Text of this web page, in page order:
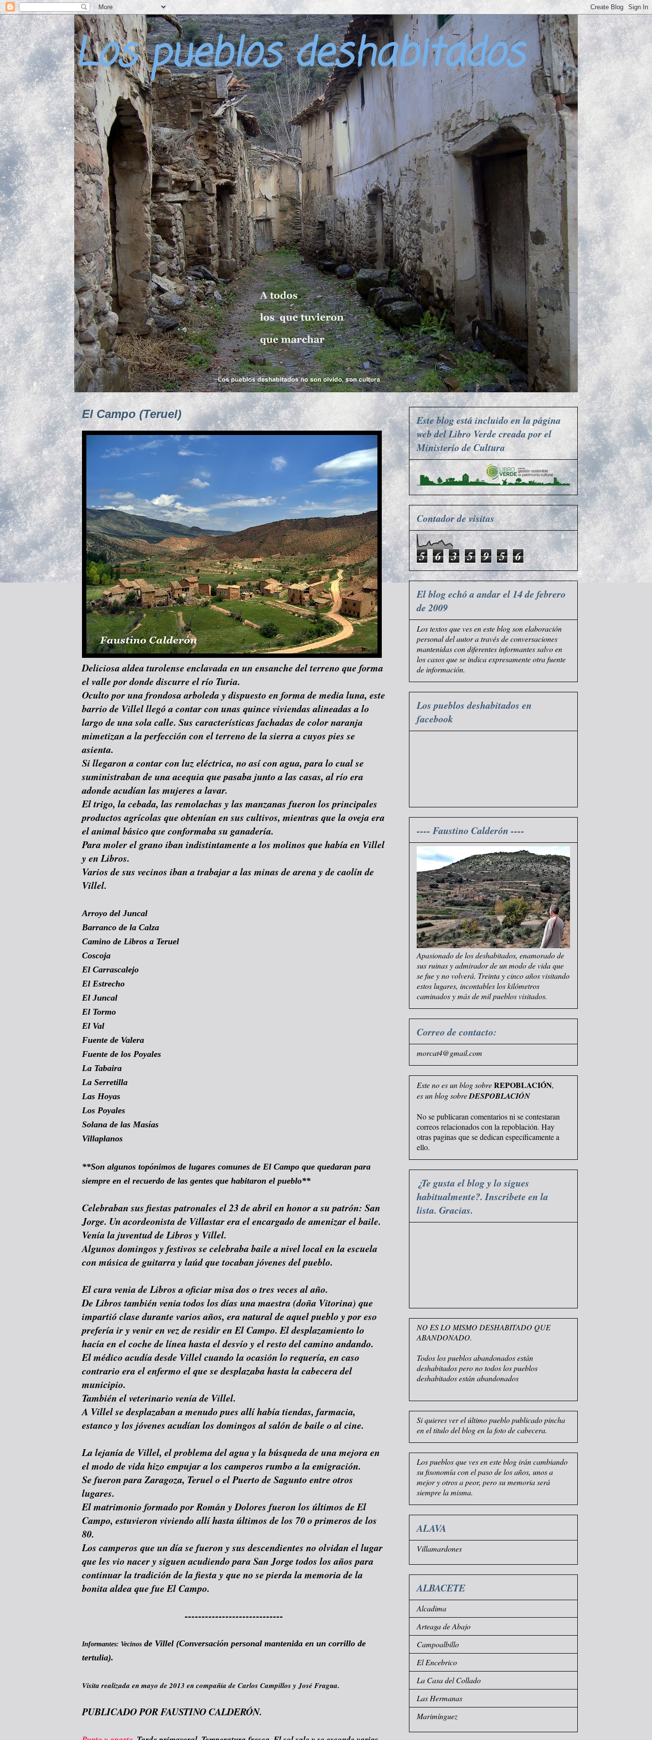
Los pueblos deshabitados
El Campo (Teruel)
Deliciosa aldea turolense enclavada en un ensanche del terreno que forma
el valle por donde discurre el río Turia.
Oculto por una frondosa arboleda y dispuesto en forma de media luna, este
barrio de Villel llegó a contar con unas quince viviendas alineadas a lo
largo de una sola calle. Sus características fachadas de color naranja
mimetizan a la perfección con el terreno de la sierra a cuyos pies se
asienta.
Si llegaron a contar con luz eléctrica, no así con agua, para lo cual se
suministraban de una acequia que pasaba junto a las casas, al río era
adonde acudían las mujeres a lavar.
El trigo, la cebada, las remolachas y las manzanas fueron los principales
productos agrícolas que obtenían en sus cultivos, mientras que la oveja era
el animal básico que conformaba su ganadería.
Para moler el grano iban indistintamente a los molinos que había en Villel
y en Libros.
Varios de sus vecinos iban a trabajar a las minas de arena y de caolín de
Villel.
Arroyo del Juncal
Barranco de la Calza
Camino de Libros a Teruel
Coscoja
El Carrascalejo
El Estrecho
El Juncal
El Tormo
El Val
Fuente de Valera
Fuente de los Poyales
La Tabaira
La Serretilla
Las Hoyas
Los Poyales
Solana de las Masías
Villaplanos
**Son algunos topónimos de lugares comunes de El Campo que quedaran para
siempre en el recuerdo de las gentes que habitaron el pueblo**
Celebraban sus fiestas patronales el 23 de abril en honor a su patrón: San
Jorge. Un acordeonista de Villastar era el encargado de amenizar el baile.
Venía la juventud de Libros y Villel.
Algunos domingos y festivos se celebraba baile a nivel local en la escuela
con música de guitarra y laúd que tocaban jóvenes del pueblo.
El cura venia de Libros a oficiar misa dos o tres veces al año.
De Libros también venia todos los días una maestra (doña Vitorina) que
impartió clase durante varios años, era natural de aquel pueblo y por eso
prefería ir y venir en vez de residir en El Campo. El desplazamiento lo
hacía en el coche de línea hasta el desvío y el resto del camino andando.
El médico acudía desde Villel cuando la ocasión lo requería, en caso
contrario era el enfermo el que se desplazaba hasta la cabecera del
municipio.
También el veterinario venía de Villel.
A Villel se desplazaban a menudo pues allí había tiendas, farmacia,
estanco y los jóvenes acudían los domingos al salón de baile o al cine.
La lejanía de Villel, el problema del agua y la búsqueda de una mejora en
el modo de vida hizo empujar a los camperos rumbo a la emigración.
Se fueron para Zaragoza, Teruel o el Puerto de Sagunto entre otros
lugares.
El matrimonio formado por Román y Dolores fueron los últimos de El
Campo, estuvieron viviendo allí hasta últimos de los 70 o primeros de los
80.
Los camperos que un día se fueron y sus descendientes no olvidan el lugar
que les vio nacer y siguen acudiendo para San Jorge todos los años para
continuar la tradición de la fiesta y que no se pierda la memoria de la
bonita aldea que fue El Campo.
-----------------------------
Informantes: Vecinos de Villel (Conversación personal mantenida en un corrillo de
tertulia).
Visita realizada en mayo de 2013 en compañía de Carlos Campillos y José Fragua.
PUBLICADO POR FAUSTINO CALDERÓN.
Este blog está incluido en la página
web del Libro Verde creada por el
Ministerio de Cultura
Contador de visitas
5 6 3 5 9 5 6
El blog echó a andar el 14 de febrero
de 2009
Los textos que ves en este blog son elaboración
personal del autor a través de conversaciones
mantenidas con diferentes informantes salvo en
los casos que se indica expresamente otra fuente
de información.
Los pueblos deshabitados en
facebook
---- Faustino Calderón ----
Apasionado de los deshabitados, enamorado de
sus ruinas y admirador de un modo de vida que
se fue y no volverá. Treinta y cinco años visitando
estos lugares, incontables los kilómetros
caminados y más de mil pueblos visitados.
Correo de contacto:
morcat4@gmail.com
Este no es un blog sobreREPOBLACIÓN,
es un blog sobreDESPOBLACIÓN
No se publicaran comentarios ni se contestaran
correos relacionados con la repoblación. Hay
otras paginas que se dedican específicamente a
ello.
¿Te gusta el blog y lo sigues
habitualmente?. Inscribete en la
lista. Gracias.
NO ES LO MISMO DESHABITADO QUE
ABANDONADO.
Todos los pueblos abandonados están
deshabitados pero no todos los pueblos
deshabitados están abandonados
Si quieres ver el último pueblo publicado pincha
en el titulo del blog en la foto de cabecera.
Los pueblos que ves en este blog irán cambiando
su fisonomía con el paso de los años, unos a
mejor y otros a peor, pero su memoria será
siempre la misma.
ALAVA
Villamardones
ALBACETE
Alcadima
Arteaga de Abajo
Campoalbillo
El Encebrico
La Casa del Collado
Las Hermanas
Marimínguez